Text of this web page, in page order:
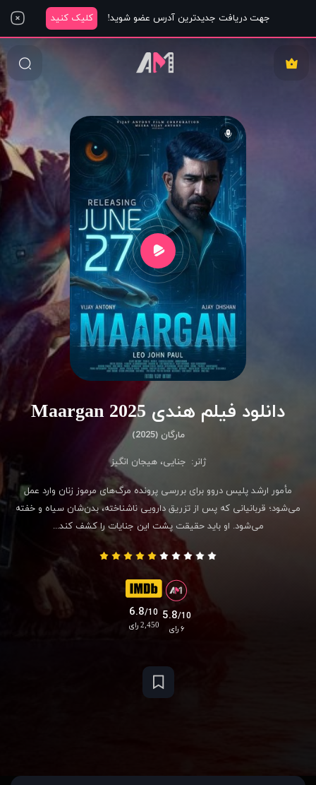
جهت دریافت جدیدترین آدرس عضو شوید! کلیک کنید
دانلود فیلم هندی Maargan 2025
مارگان (2025)
ژانر: جنایی،هیجان انگیز
مأمور ارشد پلیس دروو برای بررسی پرونده مرگ‌های مرموز زنان وارد عمل
می‌شود؛ قربانیانی که پس از تزریق دارویی ناشناخته، بدن‌شان سیاه و خفته
می‌شود. او باید حقیقت پشت این جنایات را کشف کند...
6.8/10
2,450 رای
5.8/10
۶ رای